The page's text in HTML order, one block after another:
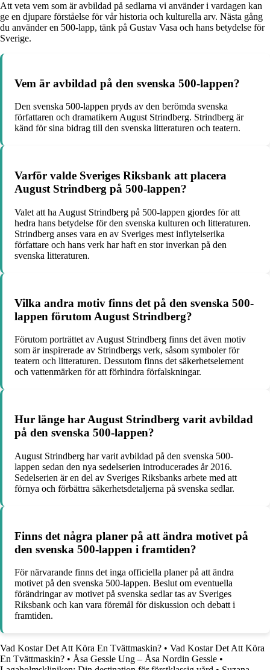
Att veta vem som är avbildad på sedlarna vi använder i vardagen kan
ge en djupare förståelse för vår historia och kulturella arv. Nästa gång
du använder en 500-lapp, tänk på Gustav Vasa och hans betydelse för
Sverige.
Vem är avbildad på den svenska 500-lappen?
Den svenska 500-lappen pryds av den berömda svenska
författaren och dramatikern August Strindberg. Strindberg är
känd för sina bidrag till den svenska litteraturen och teatern.
Varför valde Sveriges Riksbank att placera
August Strindberg på 500-lappen?
Valet att ha August Strindberg på 500-lappen gjordes för att
hedra hans betydelse för den svenska kulturen och litteraturen.
Strindberg anses vara en av Sveriges mest inflytelserika
författare och hans verk har haft en stor inverkan på den
svenska litteraturen.
Vilka andra motiv finns det på den svenska 500-
lappen förutom August Strindberg?
Förutom porträttet av August Strindberg finns det även motiv
som är inspirerade av Strindbergs verk, såsom symboler för
teatern och litteraturen. Dessutom finns det säkerhetselement
och vattenmärken för att förhindra förfalskningar.
Hur länge har August Strindberg varit avbildad
på den svenska 500-lappen?
August Strindberg har varit avbildad på den svenska 500-
lappen sedan den nya sedelserien introducerades år 2016.
Sedelserien är en del av Sveriges Riksbanks arbete med att
förnya och förbättra säkerhetsdetaljerna på svenska sedlar.
Finns det några planer på att ändra motivet på
den svenska 500-lappen i framtiden?
För närvarande finns det inga officiella planer på att ändra
motivet på den svenska 500-lappen. Beslut om eventuella
förändringar av motivet på svenska sedlar tas av Sveriges
Riksbank och kan vara föremål för diskussion och debatt i
framtiden.
Vad Kostar Det Att Köra En Tvättmaskin? • Vad Kostar Det Att Köra
En Tvättmaskin? • Åsa Gessle Ung – Åsa Nordin Gessle •